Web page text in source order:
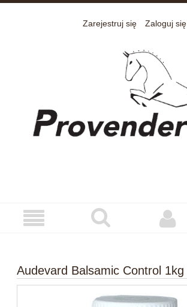
Zarejestruj się Zaloguj się
Audevard Balsamic Control 1kg